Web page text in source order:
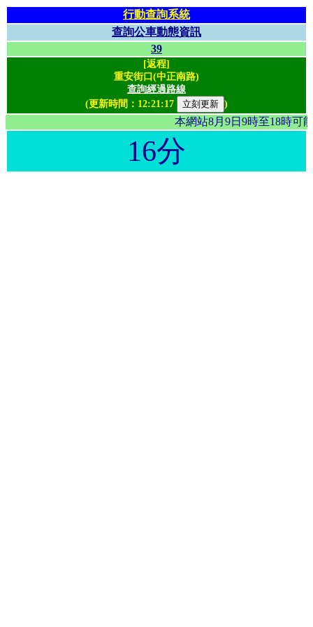
行動查詢系統
查詢公車動態資訊
39
[返程]
重安街口(中正南路)
查詢經過路線
(更新時間： 12:21:17 )
本網站8月9日9時至18
16分